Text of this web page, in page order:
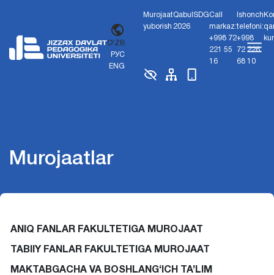
O'ZB
РУС
ENG
Murojaat
yuborish
Qabul
2026
SDGCall
markaz:
+998 72
221 55
16
Ishonch
telefoni:
+998
72 226
68 10
Murojaatlar
ANIQ FANLAR FAKULTETIGA MUROJAAT
TABIIY FANLAR FAKULTETIGA MUROJAAT
MAKTABGACHA VA BOSHLANG‘ICH TA’LIM